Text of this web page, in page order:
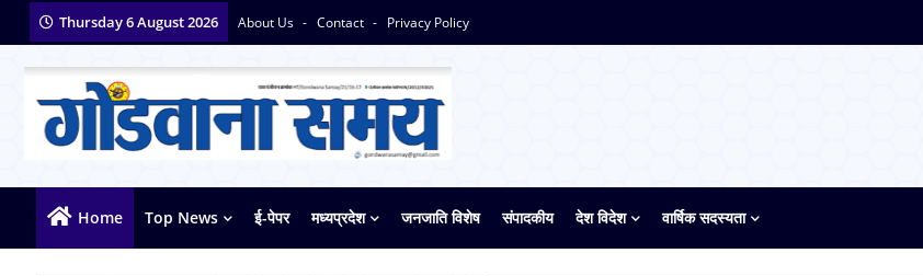
Thursday 6 August 2026 About Us Contact Privacy Policy
Home Top News ई-पेपर मध्यप्रदेश जनजाति विशेष संपादकीय देश विदेश वार्षिक सदस्यता